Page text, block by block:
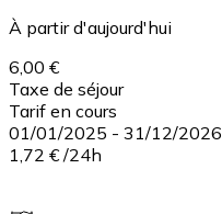
À partir d'aujourd'hui
6,00 €
Taxe de séjour
Tarif en cours
01/01/2025 - 31/12/2026
1,72 € /24h